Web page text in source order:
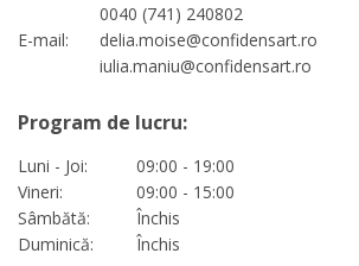
0040 (741) 240802
E-mail:
delia.moise@confidensart.ro
iulia.maniu@confidensart.ro
Program de lucru:
Luni - Joi:
09:00 - 19:00
Vineri:
09:00 - 15:00
Sâmbătă:
Închis
Duminică:
Închis